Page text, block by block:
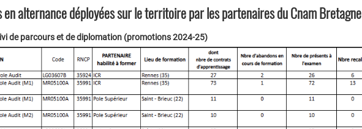
en alternance déployées sur le territoire par les partenaires du Cnam Bretagne
de parcours et de diplomation (promotions 2024-25)